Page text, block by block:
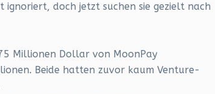
doch jetzt suchen sie gezielt nach
Millionen Dollar von MoonPay
Beide hatten zuvor kaum Venture-